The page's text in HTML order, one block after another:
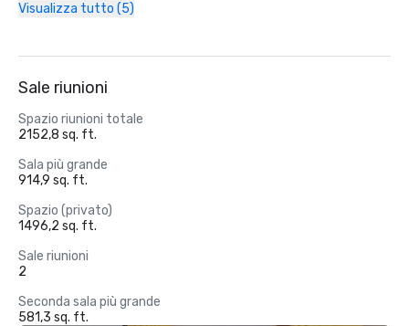
Visualizza tutto (5)
Sale riunioni
Spazio riunioni totale
2152,8 sq. ft.
Sala più grande
914,9 sq. ft.
Spazio (privato)
1496,2 sq. ft.
Sale riunioni
2
Seconda sala più grande
581,3 sq. ft.